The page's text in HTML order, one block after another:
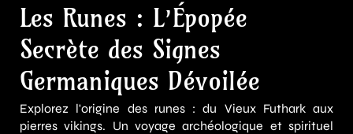
Les Runes : L’Épopée
Secrète des Signes
Germaniques Dévoilée
Explorez l'origine des runes : du Vieux Futhark aux
pierres vikings. Un voyage archéologique et spirituel